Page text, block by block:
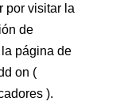
por visitar la
de
página de
on (
).